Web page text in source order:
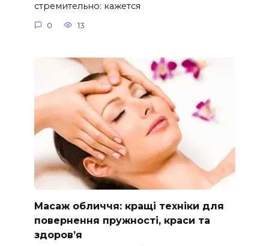
стремительно: кажется
0 13
Масаж обличчя: кращі техніки для
повернення пружності, краси та
здоров’я